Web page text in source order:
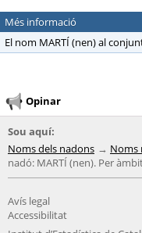
Més informació
El nom MARTÍ (nen) al
Opinar
Sou aquí:
Noms dels nadons
Noms
nadó: MARTÍ (nen). Per
Avís legal
Accessibilitat